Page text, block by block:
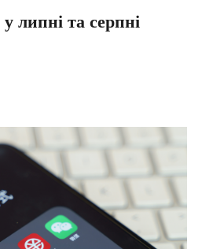
липні та серпні